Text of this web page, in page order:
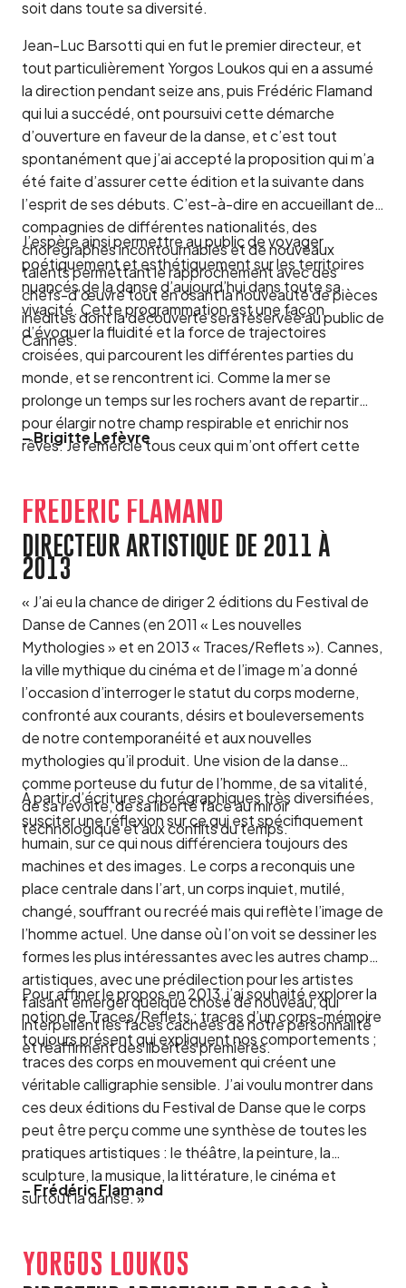
soit dans toute sa diversité.
Jean-Luc Barsotti qui en fut le premier directeur, et
tout particulièrement Yorgos Loukos qui en a assumé
la direction pendant seize ans, puis Frédéric Flamand
qui lui a succédé, ont poursuivi cette démarche
d’ouverture en faveur de la danse, et c’est tout
spontanément que j’ai accepté la proposition qui m’a
été faite d’assurer cette édition et la suivante dans
l’esprit de ses débuts. C’est-à-dire en accueillant des
compagnies de différentes nationalités, des
chorégraphes incontournables et de nouveaux
talents permettant le rapprochement avec des
chefs-d’œuvre tout en osant la nouveauté de pièces
inédites dont la découverte sera réservée au public de
Cannes.
J’espère ainsi permettre au public de voyager
poétiquement et esthétiquement sur les territoires
nuancés de la danse d’aujourd’hui dans toute sa
vivacité. Cette programmation est une façon
d’évoquer la fluidité et la force de trajectoires
croisées, qui parcourent les différentes parties du
monde, et se rencontrent ici. Comme la mer se
prolonge un temps sur les rochers avant de repartir
pour élargir notre champ respirable et enrichir nos
rêves. Je remercie tous ceux qui m’ont offert cette
afin de rendre la vie plus belle. »
– Brigitte Lefèvre
FRÉDÉRIC FLAMAND
DIRECTEUR ARTISTIQUE DE 2011 À
2013
« J’ai eu la chance de diriger 2 éditions du Festival de
Danse de Cannes (en 2011 « Les nouvelles
Mythologies » et en 2013 « Traces/Reflets »). Cannes,
la ville mythique du cinéma et de l’image m’a donné
l’occasion d’interroger le statut du corps moderne,
confronté aux courants, désirs et bouleversements
de notre contemporanéité et aux nouvelles
mythologies qu’il produit. Une vision de la danse
comme porteuse du futur de l’homme, de sa vitalité,
de sa révolte, de sa liberté face au miroir
technologique et aux conflits du temps.
À partir d’écritures chorégraphiques très diversifiées,
susciter une réflexion sur ce qui est spécifiquement
humain, sur ce qui nous différenciera toujours des
machines et des images. Le corps a reconquis une
place centrale dans l’art, un corps inquiet, mutilé,
changé, souffrant ou recréé mais qui reflète l’image de
l’homme actuel. Une danse où l’on voit se dessiner les
formes les plus intéressantes avec les autres champs
artistiques, avec une prédilection pour les artistes
faisant émerger quelque chose de nouveau, qui
interpellent les faces cachées de notre personnalité
et réaffirment des libertés premières.
Pour affiner le propos en 2013, j’ai souhaité explorer la
notion de Traces/Reflets ; traces d’un corps-mémoire
toujours présent qui expliquent nos comportements ;
traces des corps en mouvement qui créent une
véritable calligraphie sensible. J’ai voulu montrer dans
ces deux éditions du Festival de Danse que le corps
peut être perçu comme une synthèse de toutes les
pratiques artistiques : le théâtre, la peinture, la
sculpture, la musique, la littérature, le cinéma et
surtout la danse. »
– Frédéric Flamand
YORGOS LOUKOS